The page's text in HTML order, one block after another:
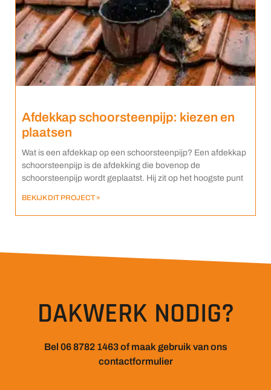
Afdekkap schoorsteenpijp: kiezen en
plaatsen
Wat is een afdekkap op een schoorsteenpijp? Een afdekkap
schoorsteenpijp is de afdekking die bovenop de
schoorsteenpijp wordt geplaatst. Hij zit op het hoogste punt
BEKIJK DIT PROJECT »
DAKWERK NODIG?
Bel 06 8782 1463 of maak gebruik van ons
contactformulier